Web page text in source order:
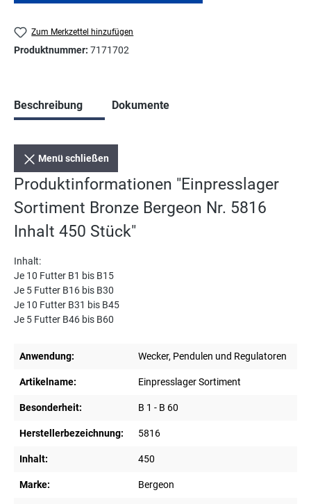
Zum Merkzettel hinzufügen
Produktnummer: 7171702
Beschreibung Dokumente
Menü schließen
Produktinformationen "Einpresslager
Sortiment Bronze Bergeon Nr. 5816
Inhalt 450 Stück"
Inhalt:
Je 10 Futter B1 bis B15
Je 5 Futter B16 bis B30
Je 10 Futter B31 bis B45
Je 5 Futter B46 bis B60
Anwendung: Wecker, Pendulen und Regulatoren
Artikelname: Einpresslager Sortiment
Besonderheit: B 1 - B 60
Herstellerbezeichnung: 5816
Inhalt: 450
Marke: Bergeon